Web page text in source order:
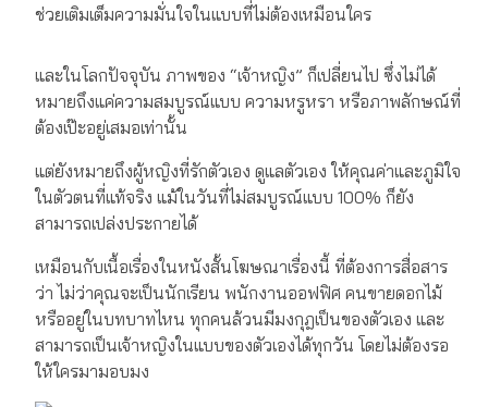
ช่วยเติมเต็มความมั่นใจในแบบที่ไม่ต้องเหมือนใคร
และในโลกปัจจุบัน ภาพของ “เจ้าหญิง” ก็เปลี่ยนไป ซึ่งไม่ได้
หมายถึงแค่ความสมบูรณ์แบบ ความหรูหรา หรือภาพลักษณ์ที่
ต้องเป๊ะอยู่เสมอเท่านั้น
แต่ยังหมายถึงผู้หญิงที่รักตัวเอง ดูแลตัวเอง ให้คุณค่าและภูมิใจ
ในตัวตนที่แท้จริง แม้ในวันที่ไม่สมบูรณ์แบบ 100% ก็ยัง
สามารถเปล่งประกายได้
เหมือนกับเนื้อเรื่องในหนังสั้นโฆษณาเรื่องนี้ ที่ต้องการสื่อสาร
ว่า ไม่ว่าคุณจะเป็นนักเรียน พนักงานออฟฟิศ คนขายดอกไม้
หรืออยู่ในบทบาทไหน ทุกคนล้วนมีมงกุฎเป็นของตัวเอง และ
สามารถเป็นเจ้าหญิงในแบบของตัวเองได้ทุกวัน โดยไม่ต้องรอ
ให้ใครมามอบมง